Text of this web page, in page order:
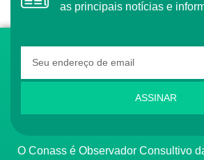
as principais notícias e
ASSINAR
O Conass é Observador Consultivo da Comunidade